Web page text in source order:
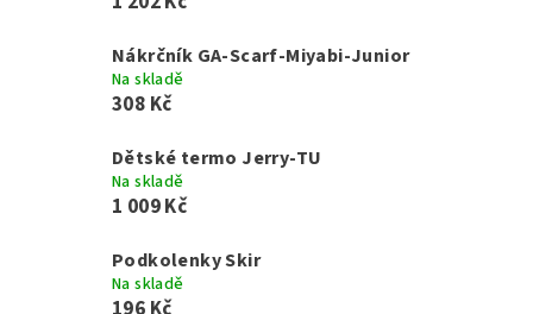
Nákrčník GA-Scarf-Miyabi-Junior
Na skladě
308 Kč
Dětské termo Jerry-TU
Na skladě
1 009 Kč
Podkolenky Skir
Na skladě